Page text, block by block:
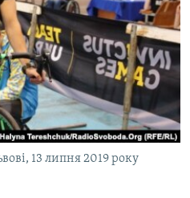
13 липня 2019 року